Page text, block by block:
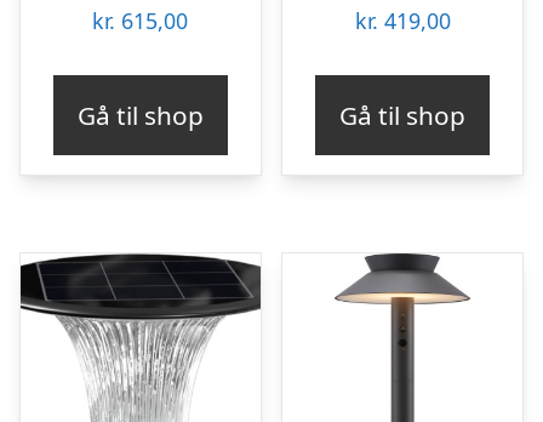
kr. 615,00
Gå til shop
kr. 419,00
Gå til shop